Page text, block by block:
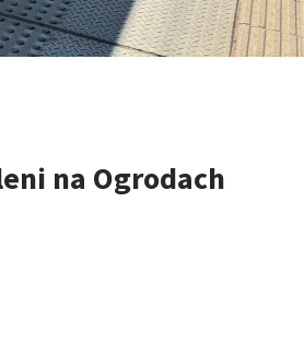
na Ogrodach